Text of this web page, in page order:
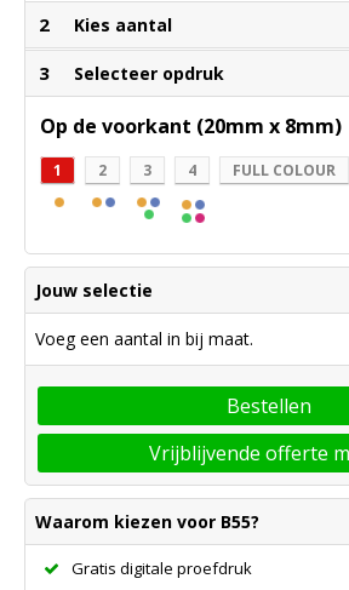
2 Kies aantal
3 Selecteer opdruk
Op de voorkant (20mm x 8mm)
1 2 3 4 FULL COLOUR
Jouw selectie
Voeg een aantal in bij maat.
Bestellen
Vrijblijvende offerte
Waarom kiezen voor B55?
Gratis digitale proefdruk